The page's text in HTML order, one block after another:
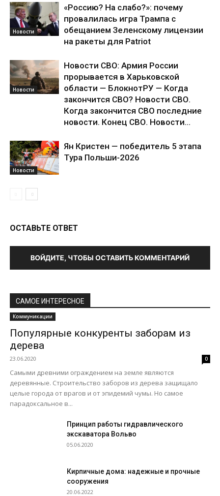
Новости
«Россию? На слабо?»: почему
провалилась игра Трампа с
обещанием Зеленскому лицензии
на ракеты для Patriot
Новости
Новости СВО: Армия России
прорывается в Харьковской
области — БлокнотРУ — Когда
закончится СВО? Новости СВО.
Когда закончится СВО последние
новости. Конец СВО. Новости...
Новости
Ян Кристен — победитель 5 этапа
Тура Польши-2026
ОСТАВЬТЕ ОТВЕТ
ВОЙДИТЕ, ЧТОБЫ ОСТАВИТЬ КОММЕНТАРИЙ
САМОЕ ИНТЕРЕСНОЕ
Коммуникации
Популярные конкуренты заборам из
дерева
23.06.2020 0
Самыми древними ограждением на земле являются
деревянные. Строительство заборов из дерева защищало
целые города от врагов и от эпидемий чумы. Но самое
парадоксальное в...
Принцип работы гидравлического
экскаватора Вольво
05.06.2020
Кирпичные дома: надежные и прочные
сооружения
20.06.2022